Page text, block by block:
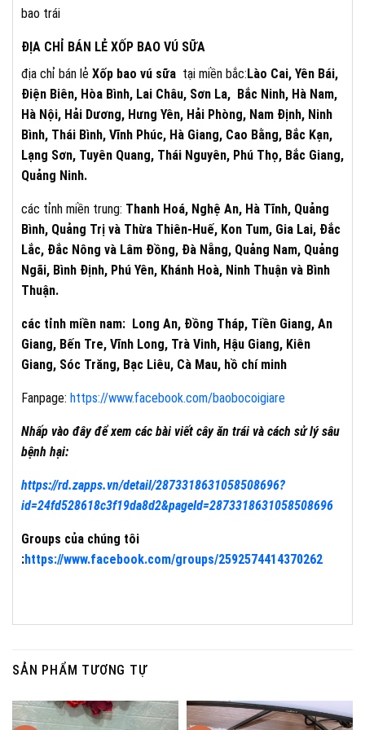
bao trái
ĐỊA CHỈ BÁN LẺ XỐP BAO VÚ SỮA
địa chỉ bán lẻ Xốp bao vú sữa tại miền bắc:Lào Cai, Yên Bái,
Điện Biên, Hòa Bình, Lai Châu, Sơn La, Bắc Ninh, Hà Nam,
Hà Nội, Hải Dương, Hưng Yên, Hải Phòng, Nam Định, Ninh
Bình, Thái Bình, Vĩnh Phúc, Hà Giang, Cao Bằng, Bắc Kạn,
Lạng Sơn, Tuyên Quang, Thái Nguyên, Phú Thọ, Bắc Giang,
Quảng Ninh.
các tỉnh miền trung: Thanh Hoá, Nghệ An, Hà Tĩnh, Quảng
Bình, Quảng Trị và Thừa Thiên-Huế, Kon Tum, Gia Lai, Đắc
Lắc, Đắc Nông và Lâm Đồng, Đà Nẵng, Quảng Nam, Quảng
Ngãi, Bình Định, Phú Yên, Khánh Hoà, Ninh Thuận và Bình
Thuận.
các tỉnh miền nam: Long An, Đồng Tháp, Tiền Giang, An
Giang, Bến Tre, Vĩnh Long, Trà Vinh, Hậu Giang, Kiên
Giang, Sóc Trăng, Bạc Liêu, Cà Mau, hồ chí minh
Fanpage: https://www.facebook.com/baobocoigiare
Nhấp vào đây để xem các bài viết cây ăn trái và cách sử lý sâu
bệnh hại:
https://rd.zapps.vn/detail/2873318631058508696?
id=24fd528618c3f19da8d2&pageId=2873318631058508696
Groups của chúng tôi
:https://www.facebook.com/groups/2592574414370262
SẢN PHẨM TƯƠNG TỰ